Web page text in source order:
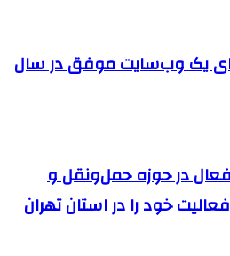
یک وب‌سایت موفق در سال
فعال در حوزه حمل‌ونقل و
خود را در استان تهران